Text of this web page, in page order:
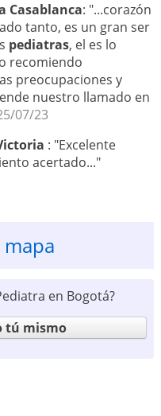
Casablanca: "...corazón
tanto, es un gran ser
pediatras, el es lo
recomiendo
preocupaciones y
nuestro llamado en
07/23
: "Excelente
acertado..."
mapa
en Bogotá?
tú mismo